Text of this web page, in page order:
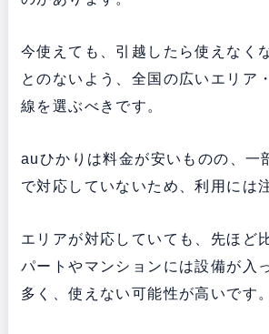
今使えても、引越したら使えなく
とのないよう、全国の広いエリア
線を選ぶべきです。
auひかりは料金が安いものの、一
で対応していないため、利用には
エリアが対応していても、先ほど
パートやマンションには設備が入
多く、使えない可能性が高いです。